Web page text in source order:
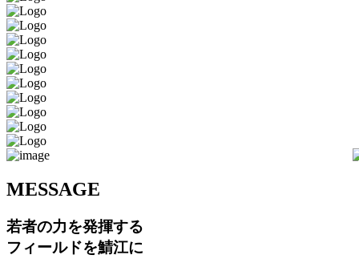
MESSAGE
若者の力を発揮する
フィールドを鯖江に